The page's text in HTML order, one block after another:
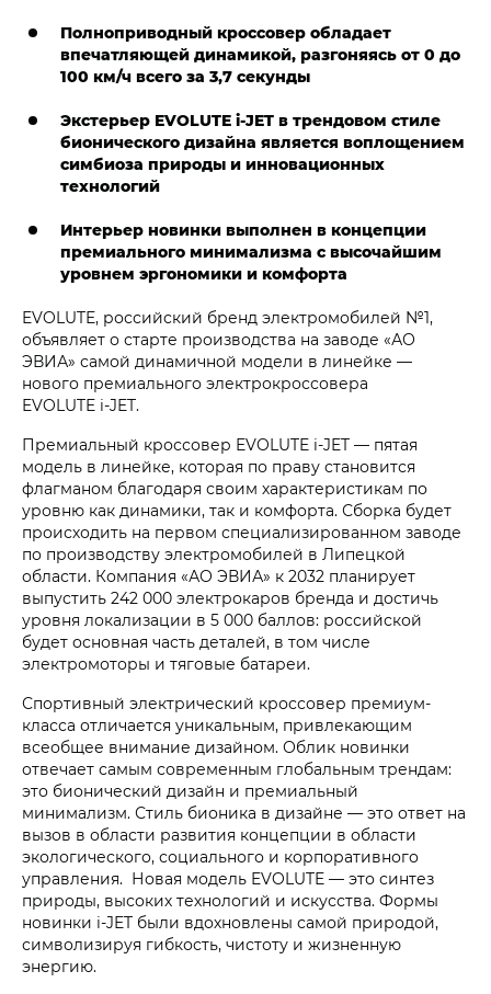
Полноприводный кроссовер обладает
впечатляющей динамикой, разгоняясь от 0 до
100 км/ч всего за 3,7 секунды
Экстерьер EVOLUTE i‑JET в трендовом стиле
бионического дизайна является воплощением
симбиоза природы и инновационных
технологий
Интерьер новинки выполнен в концепции
премиального минимализма с высочайшим
уровнем эргономики и комфорта
EVOLUTE, российский бренд электромобилей №1,
объявляет о старте производства на заводе «АО
ЭВИА» самой динамичной модели в линейке —
нового премиального электрокроссовера
EVOLUTE i‑JET.
Премиальный кроссовер EVOLUTE i‑JET — пятая
модель в линейке, которая по праву становится
флагманом благодаря своим характеристикам по
уровню как динамики, так и комфорта. Сборка будет
происходить на первом специализированном заводе
по производству электромобилей в Липецкой
области. Компания «АО ЭВИА» к 2032 планирует
выпустить 242 000 электрокаров бренда и достичь
уровня локализации в 5 000 баллов: российской
будет основная часть деталей, в том числе
электромоторы и тяговые батареи.
Спортивный электрический кроссовер премиум-
класса отличается уникальным, привлекающим
всеобщее внимание дизайном. Облик новинки
отвечает самым современным глобальным трендам:
это бионический дизайн и премиальный
минимализм. Стиль бионика в дизайне — это ответ на
вызов в области развития концепции в области
экологического, социального и корпоративного
управления. Новая модель EVOLUTE — это синтез
природы, высоких технологий и искусства. Формы
новинки i‑JET были вдохновлены самой природой,
символизируя гибкость, чистоту и жизненную
энергию.